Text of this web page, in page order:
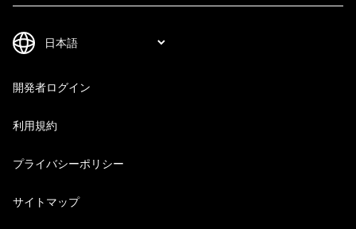
開発者ログイン
利用規約
プライバシーポリシー
サイトマップ